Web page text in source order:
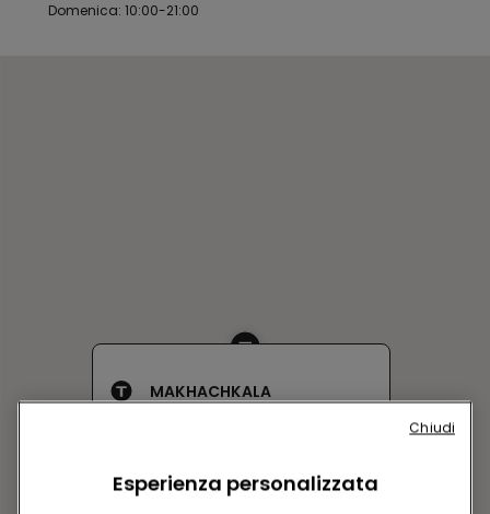
Domenica: 10:00-21:00
MAKHACHKALA
Aperto adesso
fino alle
21:00
Ottieni indicazioni
Esperienza personalizzata
Chiudi